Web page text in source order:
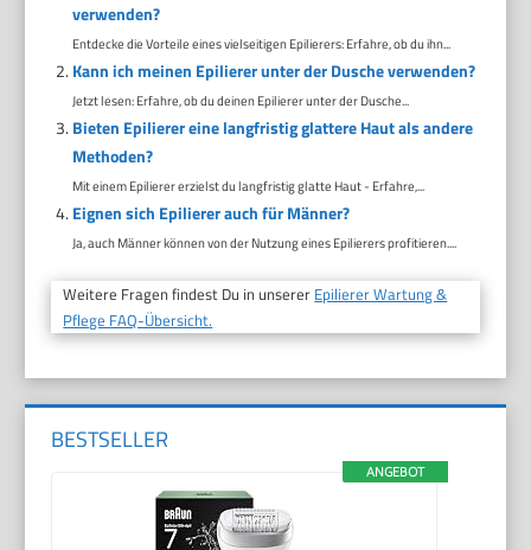
verwenden?
Entdecke die Vorteile eines vielseitigen Epilierers: Erfahre, ob du ihn...
Kann ich meinen Epilierer unter der Dusche verwenden?
Jetzt lesen: Erfahre, ob du deinen Epilierer unter der Dusche...
Bieten Epilierer eine langfristig glattere Haut als andere
Methoden?
Mit einem Epilierer erzielst du langfristig glatte Haut - Erfahre,...
Eignen sich Epilierer auch für Männer?
Ja, auch Männer können von der Nutzung eines Epilierers profitieren....
Weitere Fragen findest Du in unserer Epilierer Wartung &
Pflege FAQ-Übersicht.
BESTSELLER
ANGEBOT